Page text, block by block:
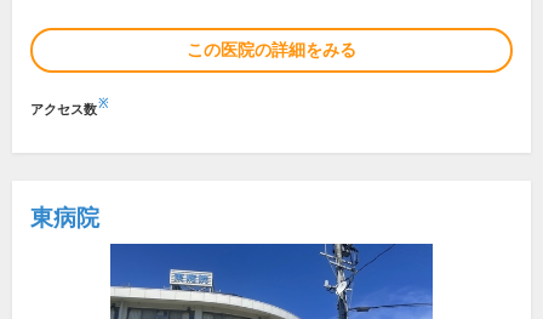
この医院の詳細をみる
アクセス数※
東病院